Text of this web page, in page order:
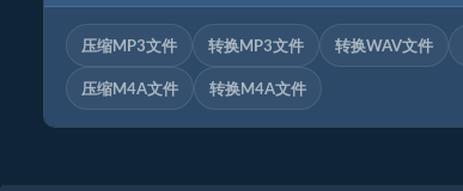
压缩MP3文件 转换MP3文件 转换WAV文件
压缩M4A文件 转换M4A文件